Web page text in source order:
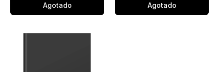
Agotado Agotado